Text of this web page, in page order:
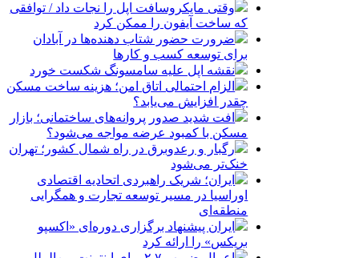
وقتی مایکروسافت اپل را نجات داد / توافقی
که ساخت آیفون را ممکن کرد
ضرورت حضور شتاب ‌دهنده‌ها در آبادان
برای توسعه کسب‌ و کارها
نقشه اپل علیه سامسونگ شکست خورد
الزام احتمالی اتاق امن؛ هزینه ساخت مسکن
چقدر افزایش می‌یابد؟
افت شدید صدور پروانه‌های ساختمانی؛ بازار
مسکن با کمبود عرضه مواجه می‌شود؟
رگبار و رعدوبرق در راه شمال کشور؛ تهران
خنک‌تر می‌شود
ایران؛ شریک راهبردی اتحادیه اقتصادی
اوراسیا در مسیر توسعه تجارت و همگرایی
منطقه‌ای
ایران پیشنهاد برگزاری دوره‌ای «اکسپو
بریکس» را ارائه کرد